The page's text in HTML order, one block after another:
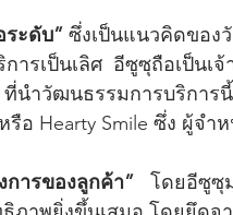
ระดับ” ซึ่งเป็นแนวคิดของ
รเป็นเลิศ  อีซูซุถือเป็นเจ้
ที่นำวัฒนธรรมการบริการ
อ Hearty Smile ซึ่ง ผู้จำ
การของลูกค้า”
โดยอีซู